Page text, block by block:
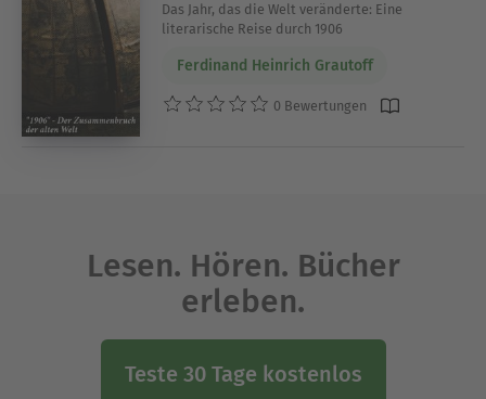
Das Jahr, das die Welt veränderte: Eine
literarische Reise durch 1906
Ferdinand Heinrich Grautoff
0 Bewertungen
Lesen. Hören. Bücher
erleben.
Teste 30 Tage kostenlos